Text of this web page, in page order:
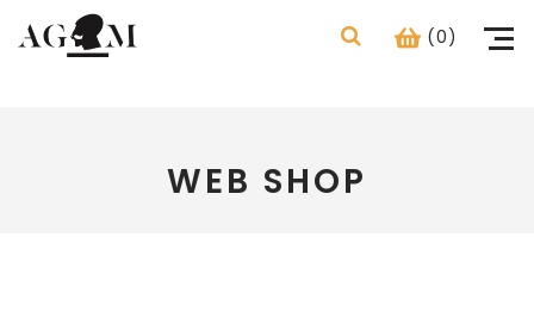
(0)
WEB SHOP